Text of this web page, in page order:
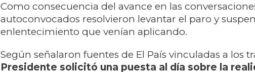
Como consecuencia del avance en las
autoconvocados resolvieron levantar el paro y
enlentecimiento que venían aplicando.
Según señalaron fuentes de El País vinculadas a los
Presidente solicitó una puesta al día sobre la